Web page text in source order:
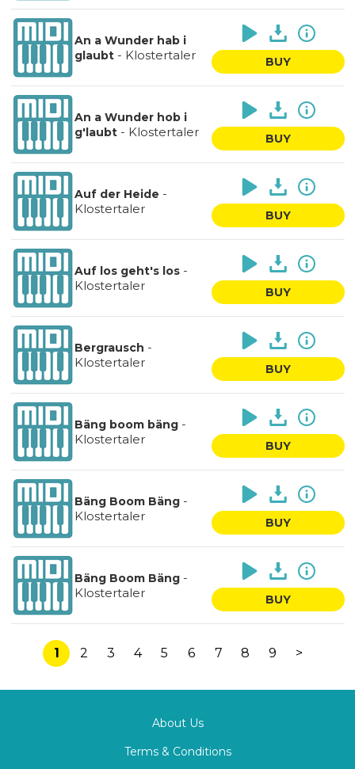
An a Wunder hab i
glaubt- Klostertaler BUY
An a Wunder hob i
g'laubt- Klostertaler BUY
Auf der Heide -
Klostertaler
BUY
Auf los geht's los -
Klostertaler
BUY
Bergrausch -
Klostertaler
BUY
Bäng boom bäng-
Klostertaler
BUY
Bäng Boom Bäng-
Klostertaler
BUY
Bäng Boom Bäng-
Klostertaler
BUY
1 2 3 4 5 6 7 8 9 >
About Us
Terms & Conditions